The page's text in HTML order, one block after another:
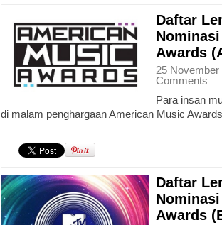
Daftar
Awards
25
Comments
Para insan
di malam penghargaan American Music
Daftar
Awards